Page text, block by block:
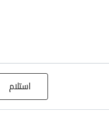
استلام